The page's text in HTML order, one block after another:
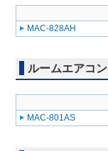
MAC-828AH
ルームエアコ
MAC-801AS